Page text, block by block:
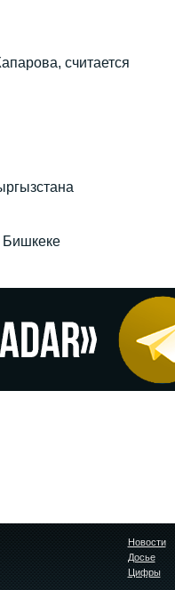
считается
Бишкеке
Новости
Досье
Цифры